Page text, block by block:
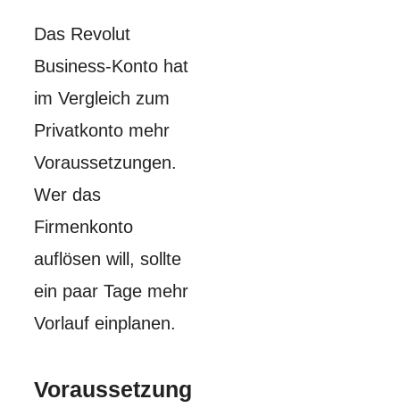
Das Revolut
Business-Konto hat
im Vergleich zum
Privatkonto mehr
Voraussetzungen.
Wer das
Firmenkonto
auflösen will, sollte
ein paar Tage mehr
Vorlauf einplanen.
Voraussetzung